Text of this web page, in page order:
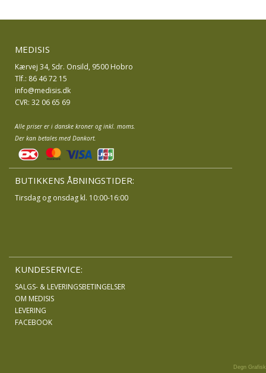
MEDISIS
Kærvej 34, Sdr. Onsild, 9500 Hobro
Tlf.: 86 46 72 15
info@medisis.dk
CVR: 32 06 65 69
Alle priser er i danske kroner og inkl. moms.
Der kan betales med Dankort.
BUTIKKENS ÅBNINGSTIDER:
Tirsdag og onsdag kl. 10:00-16:00
KUNDESERVICE:
SALGS- & LEVERINGSBETINGELSER
OM MEDISIS
LEVERING
FACEBOOK
Degn Grafisk